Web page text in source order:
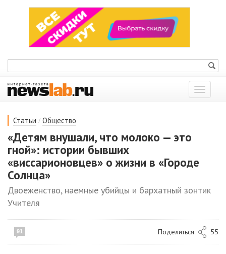
Показать
меню
Статьи / Общество
«Детям внушали, что молоко — это
гной»: истории бывших
«виссарионовцев» о жизни в «Городе
Солнца»
Двоеженство, наемные убийцы и бархатный зонтик
Учителя
91 Поделиться 55